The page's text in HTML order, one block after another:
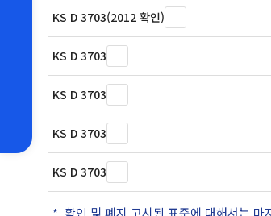
KS D 3703(2012 확인)
KS D 3703
KS D 3703
KS D 3703
KS D 3703
확인 및 폐지 고시된 표준에 대해서는